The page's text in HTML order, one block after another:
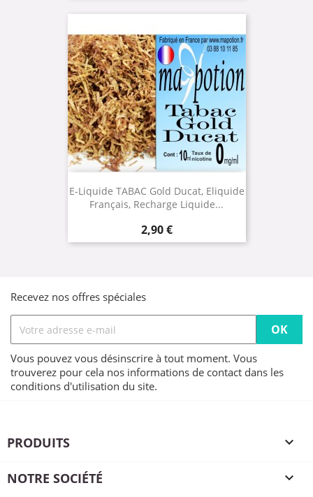
E-Liquide TABAC Gold Ducat, Eliquide
Français, Recharge Liquide...
Prix
2,90 €
Recevez nos offres spéciales
Vous pouvez vous désinscrire à tout moment. Vous
trouverez pour cela nos informations de contact dans les
conditions d'utilisation du site.
PRODUITS 
NOTRE SOCIÉTÉ 